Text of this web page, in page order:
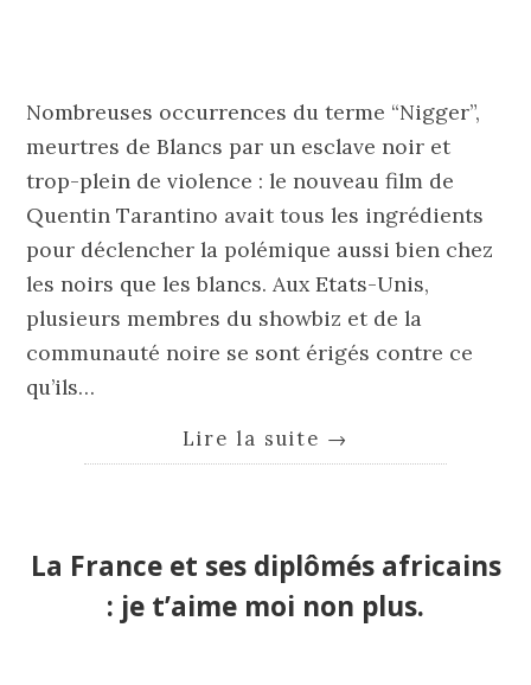
Nombreuses occurrences du terme “Nigger”,
meurtres de Blancs par un esclave noir et
trop-plein de violence : le nouveau film de
Quentin Tarantino avait tous les ingrédients
pour déclencher la polémique aussi bien chez
les noirs que les blancs. Aux Etats-Unis,
plusieurs membres du showbiz et de la
communauté noire se sont érigés contre ce
qu’ils…
Lire la suite →
La France et ses diplômés africains
: je t’aime moi non plus.